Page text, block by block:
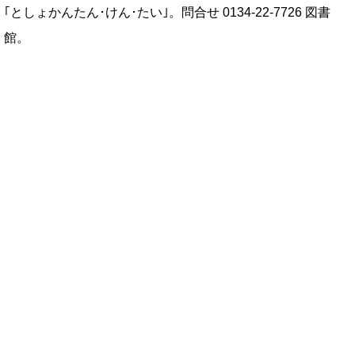
｢としょかんたん･けん･たい｣。問合せ 0134-22-7726 図書
館。